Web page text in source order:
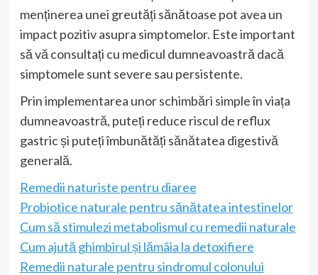
menținerea unei greutăți sănătoase pot avea un
impact pozitiv asupra simptomelor. Este important
să vă consultați cu medicul dumneavoastră dacă
simptomele sunt severe sau persistente.
Prin implementarea unor schimbări simple în viața
dumneavoastră, puteți reduce riscul de reflux
gastric și puteți îmbunătăți sănătatea digestivă
generală.
Remedii naturiste pentru diaree
Probiotice naturale pentru sănătatea intestinelor
Cum să stimulezi metabolismul cu remedii naturale
Cum ajută ghimbirul și lămâia la detoxifiere
Remedii naturale pentru sindromul colonului